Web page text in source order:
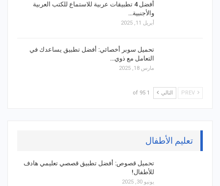
أفضل 4 تطبيقات عربية للاستماع للكتب العربية
والأجنبية…
أبريل 11, 2025
تحميل سوبر أخصائي: أفضل تطبيق يساعدك في
التعامل مع ذوي…
مارس 18, 2025
التالي 1 of 95
تعليم الأطفال
تحميل قصوص: أفضل تطبيق قصصي تعليمي هادف
للأطفال!
يونيو 30, 2025